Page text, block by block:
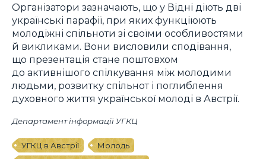
Організатори зазначають, що у Відні діють дві
українські парафії, при яких функціюють
молодіжні спільноти зі своїми особливостями
й викликами. Вони висловили сподівання,
що презентація стане поштовхом
до активнішого спілкування між молодими
людьми, розвитку спільнот і поглиблення
духовного життя української молоді в Австрії.
Департамент інформації УГКЦ
УГКЦ в Австрії
Молодь